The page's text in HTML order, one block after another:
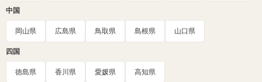
中国
岡山県 広島県 鳥取県 島根県 山口県
四国
徳島県 香川県 愛媛県 高知県